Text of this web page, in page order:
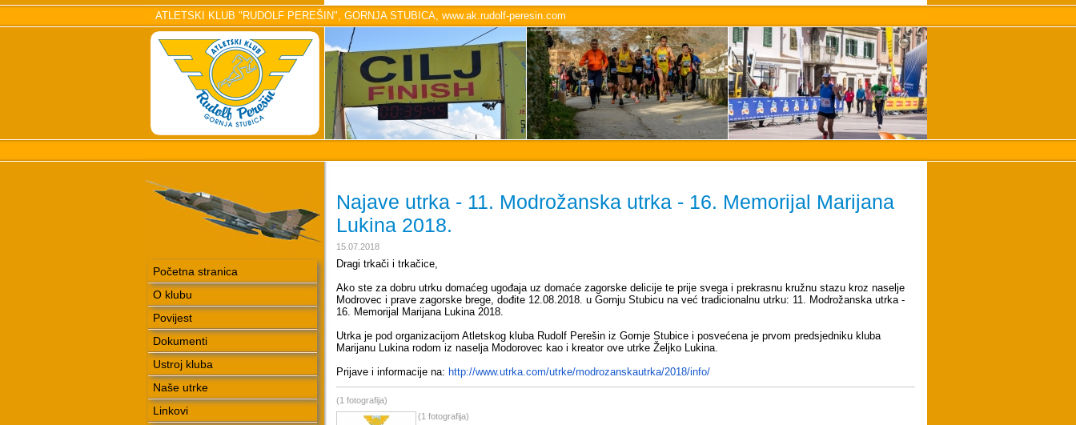
ATLETSKI KLUB "RUDOLF PEREŠIN", GORNJA STUBICA, www.ak.rudolf-peresin.com
Početna stranica
O klubu
Povijest
Dokumenti
Ustroj kluba
Naše utrke
Linkovi
Najave utrka - 11. Modrožanska utrka - 16. Memorijal Marijana
Lukina 2018.
15.07.2018
Dragi trkači i trkačice,
Ako ste za dobru utrku domaćeg ugođaja uz domaće zagorske delicije te prije svega i prekrasnu kružnu stazu kroz naselje
Modrovec i prave zagorske brege, dođite 12.08.2018. u Gornju Stubicu na već tradicionalnu utrku: 11. Modrožanska utrka -
16. Memorijal Marijana Lukina 2018.
Utrka je pod organizacijom Atletskog kluba Rudolf Perešin iz Gornje Stubice i posvećena je prvom predsjedniku kluba
Marijanu Lukina rodom iz naselja Modorovec kao i kreator ove utrke Željko Lukina.
Prijave i informacije na: http://www.utrka.com/utrke/modrozanskautrka/2018/info/
(1 fotografija)
(1 fotografija)